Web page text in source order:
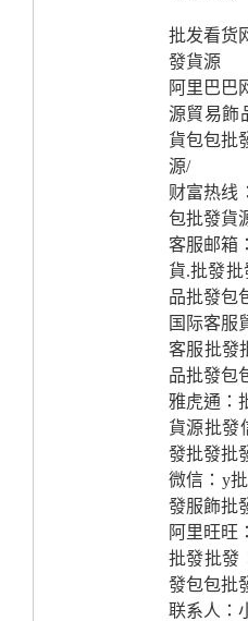
批发看货
發貨源
阿里巴巴
源貿易飾
貨包包批
源/
财富热线
包批發貨
客服邮箱
貨.批發
品批發包
国际客服
客服批發
品批發包
雅虎通：
貨源批發
發批發批
微信：y
發服飾批
阿里旺旺
批發批發
發包包批
联系人：